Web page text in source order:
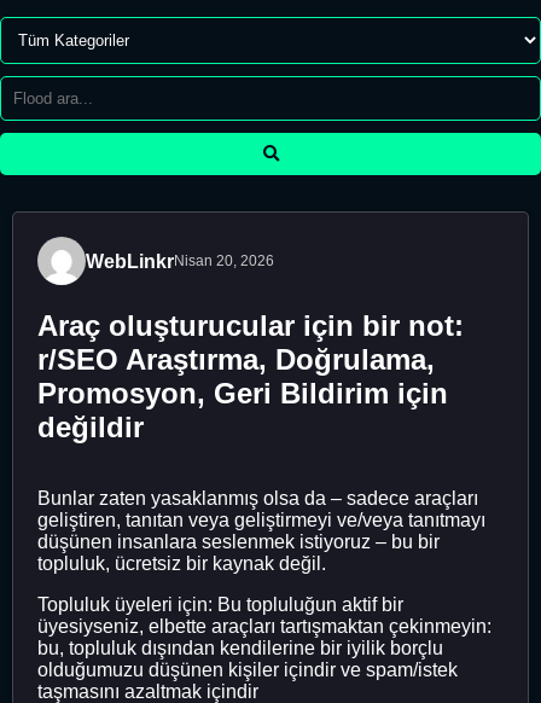
WebLinkrNisan 20, 2026
Araç oluşturucular için bir not:
r/SEO Araştırma, Doğrulama,
Promosyon, Geri Bildirim için
değildir
Bunlar zaten yasaklanmış olsa da – sadece araçları
geliştiren, tanıtan veya geliştirmeyi ve/veya tanıtmayı
düşünen insanlara seslenmek istiyoruz – bu bir
topluluk, ücretsiz bir kaynak değil.
Topluluk üyeleri için: Bu topluluğun aktif bir
üyesiyseniz, elbette araçları tartışmaktan çekinmeyin:
bu, topluluk dışından kendilerine bir iyilik borçlu
olduğumuzu düşünen kişiler içindir ve spam/istek
taşmasını azaltmak içindir